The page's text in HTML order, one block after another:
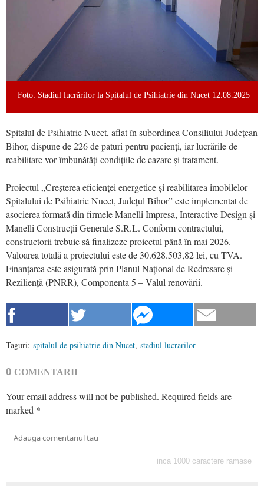
Foto: Stadiul lucrărilor la Spitalul de Psihiatrie din Nucet 12.08.2025
Spitalul de Psihiatrie Nucet, aflat în subordinea Consiliului Județean
Bihor, dispune de 226 de paturi pentru pacienți, iar lucrările de
reabilitare vor îmbunătăți condițiile de cazare și tratament.
Proiectul „Creșterea eficienței energetice și reabilitarea imobilelor
Spitalului de Psihiatrie Nucet, Județul Bihor” este implementat de
asocierea formată din firmele Manelli Impresa, Interactive Design și
Manelli Construcții Generale S.R.L. Conform contractului,
constructorii trebuie să finalizeze proiectul până în mai 2026.
Valoarea totală a proiectului este de 30.628.503,82 lei, cu TVA.
Finanțarea este asigurată prin Planul Național de Redresare și
Reziliență (PNRR), Componenta 5 – Valul renovării.
Taguri: spitalul de psihiatrie din Nucet, stadiul lucrarilor
0 COMENTARII
Your email address will not be published. Required fields are
marked *
inca 1000 caractere ramase